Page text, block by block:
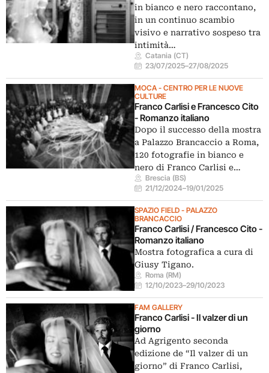
in bianco e nero raccontano,
in un continuo scambio
visivo e narrativo sospeso tra
intimità…
Catania (CT)
23/07/2025–27/08/2025
MOCA - CENTRO PER LE NUOVE
CULTURE
Franco Carlisi e Francesco Cito
- Romanzo italiano
Dopo il successo della mostra
a Palazzo Brancaccio a Roma,
120 fotografie in bianco e
nero di Franco Carlisi e…
Brescia (BS)
21/12/2024–19/01/2025
SPAZIO FIELD - PALAZZO
BRANCACCIO
Franco Carlisi / Francesco Cito -
Romanzo italiano
Mostra fotografica a cura di
Giusy Tigano.
Roma (RM)
12/10/2023–29/10/2023
FAM GALLERY
Franco Carlisi - Il valzer di un
giorno
Ad Agrigento seconda
edizione de “Il valzer di un
giorno” di Franco Carlisi,